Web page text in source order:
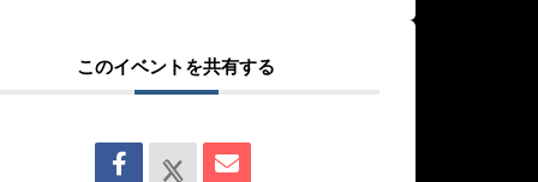
このイベントを共有する